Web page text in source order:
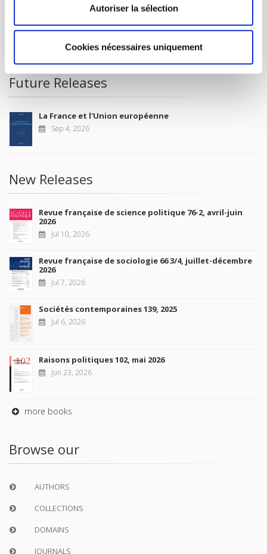
Autoriser la sélection
Cookies nécessaires uniquement
CONDITIONS OF SALE
Future Releases
La France et l'Union européenne
Sep 4, 2026
New Releases
Revue française de science politique 76-2, avril-juin
2026
Jul 10, 2026
Revue française de sociologie 66 3/4, juillet-décembre
2026
Jul 7, 2026
Sociétés contemporaines 139, 2025
Jul 6, 2026
Raisons politiques 102, mai 2026
Jun 23, 2026
more books
Browse our
AUTHORS
COLLECTIONS
DOMAINS
JOURNALS